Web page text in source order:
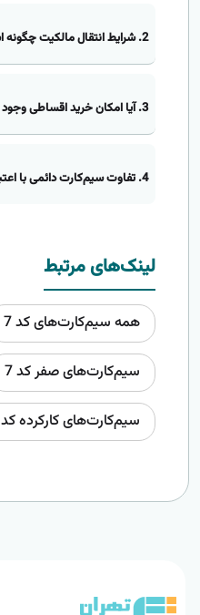
2. شرایط انتقال مالکیت چگونه است؟
3. آیا امکان خرید اقساطی وجود دارد؟
4. تفاوت سیم‌کارت دائمی با اعتباری چیست؟
لینک‌های مرتبط
همه سیم‌کارت‌های کد 7
سیم‌کارت‌های صفر کد 7
سیم‌کارت‌های کارکرده کد 7